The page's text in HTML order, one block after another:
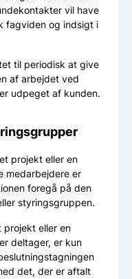
vil have
fagviden og indsigt i
til periodisk at give
af arbejdet ved
udpeget af kunden.
projekt eller en
medarbejdere er
foregå på den
styringsgruppen.
eller en
deltager, er kun
det, der er aftalt